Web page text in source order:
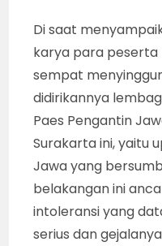
Di saat
karya para peserta
sempat
didirikannya
Paes Pengantin
Surakarta ini, yaitu
Jawa yang
belakangan ini
intoleransi yang
serius dan